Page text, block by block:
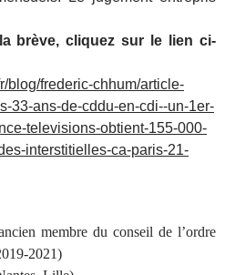
brève, cliquez sur le lien ci-
blog/frederic-chhum/article-
33-ans-de-cddu-en-cdi--un-1er-
televisions-obtient-155-000-
interstitielles-ca-paris-21-
membre du conseil de l’ordre
2021)